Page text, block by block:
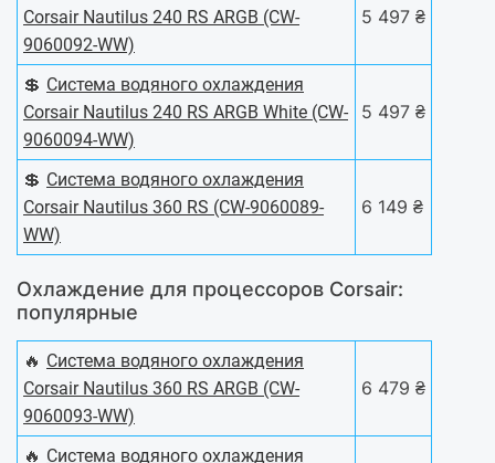
Corsair Nautilus 240 RS ARGB (CW-
9060092-WW)
5 497 ₴
💲 Система водяного охлаждения
Corsair Nautilus 240 RS ARGB White (CW-
9060094-WW)
5 497 ₴
💲 Система водяного охлаждения
Corsair Nautilus 360 RS (CW-9060089-
WW)
6 149 ₴
Охлаждение для процессоров Corsair:
популярные
🔥 Система водяного охлаждения
Corsair Nautilus 360 RS ARGB (CW-
9060093-WW)
6 479 ₴
🔥 Система водяного охлаждения